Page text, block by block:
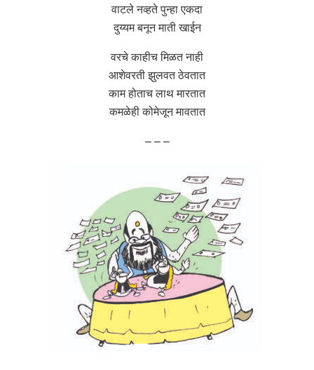
वाटले नव्हते पुन्हा एकदा
दुय्यम बनून माती खाईन
वरचे काहीच मिळत नाही
आशेवरती झुलवत ठेवतात
काम होताच लाथ मारतात
कमळेही कोमेजून मावतात
– – –